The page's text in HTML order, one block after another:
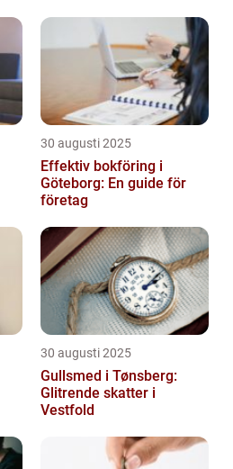
30 augusti 2025
Effektiv bokföring i
Göteborg: En guide för
företag
30 augusti 2025
Gullsmed i Tønsberg:
Glitrende skatter i
Vestfold